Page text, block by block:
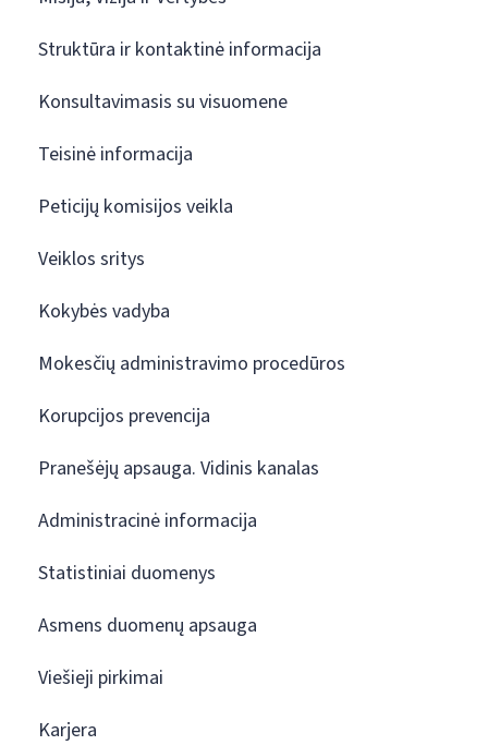
Struktūra ir kontaktinė informacija
Konsultavimasis su visuomene
Teisinė informacija
Peticijų komisijos veikla
Veiklos sritys
Kokybės vadyba
Mokesčių administravimo procedūros
Korupcijos prevencija
Pranešėjų apsauga. Vidinis kanalas
Administracinė informacija
Statistiniai duomenys
Asmens duomenų apsauga
Viešieji pirkimai
Karjera